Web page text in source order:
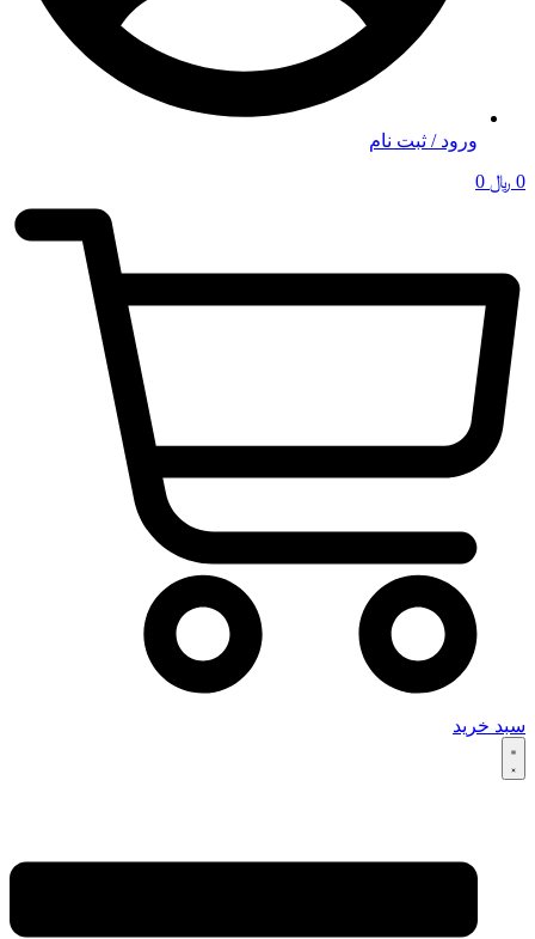
ورود / ثبت نام
0 ﷼ 0
سبد خرید